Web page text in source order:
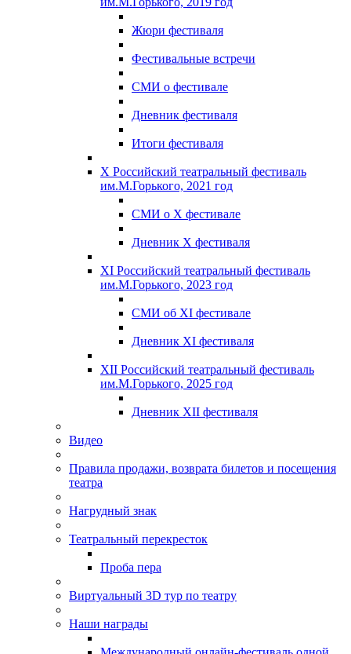
Жюри фестиваля
Фестивальные встречи
СМИ о фестивале
Дневник фестиваля
Итоги фестиваля
X Российский театральный фестиваль
им.М.Горького, 2021 год
СМИ о X фестивале
Дневник X фестиваля
XI Российский театральный фестиваль
им.М.Горького, 2023 год
СМИ об XI фестивале
Дневник XI фестиваля
XII Российский театральный фестиваль
им.М.Горького, 2025 год
Дневник XII фестиваля
Видео
Правила продажи, возврата билетов и посещения
театра
Нагрудный знак
Театральный перекресток
Проба пера
Виртуальный 3D тур по театру
Наши награды